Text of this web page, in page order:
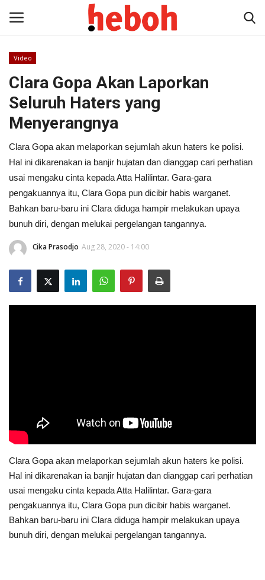
Home
Entertainment
Lifestyle
Video
News
Video
Clara Gopa Akan Laporkan
Seluruh Haters yang
Menyerangnya
Clara Gopa akan melaporkan sejumlah akun haters ke polisi.
Hal ini dikarenakan ia banjir hujatan dan dianggap cari perhatian
usai mengaku cinta kepada Atta Halilintar. Gara-gara
pengakuannya itu, Clara Gopa pun dicibir habis warganet.
Bahkan baru-baru ini Clara diduga hampir melakukan upaya
bunuh diri, dengan melukai pergelangan tangannya.
Cika Prasodjo Aug 28, 2020 - 14:00
Clara Gopa akan melaporkan sejumlah akun haters ke polisi.
Hal ini dikarenakan ia banjir hujatan dan dianggap cari perhatian
usai mengaku cinta kepada Atta Halilintar. Gara-gara
pengakuannya itu, Clara Gopa pun dicibir habis warganet.
Bahkan baru-baru ini Clara diduga hampir melakukan upaya
bunuh diri, dengan melukai pergelangan tangannya.